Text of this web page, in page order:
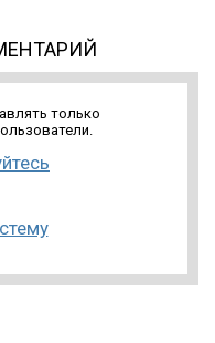
только